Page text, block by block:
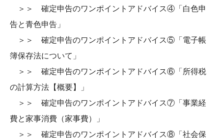
＞＞ 確定申告のワンポイントアドバイス④「白色申
告と青色申告」
＞＞ 確定申告のワンポイントアドバイス⑤「電子帳
簿保存法について」
＞＞ 確定申告のワンポイントアドバイス⑥「所得税
の計算方法【概要】」
＞＞ 確定申告のワンポイントアドバイス⑦「事業経
費と家事消費（家事費）」
＞＞ 確定申告のワンポイントアドバイス⑧「社会保